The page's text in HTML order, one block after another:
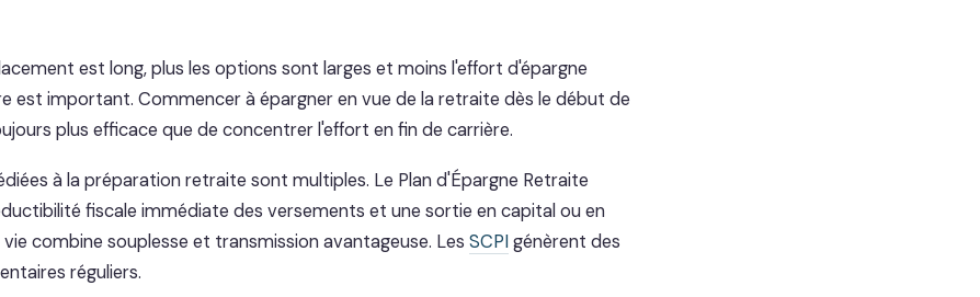
est long, plus les options sont larges et moins l'effort d'épargne
est important. Commencer à épargner en vue de la retraite dès le début de
plus efficace que de concentrer l'effort en fin de carrière.
à la préparation retraite sont multiples. Le Plan d'Épargne Retraite
fiscale immédiate des versements et une sortie en capital ou en
combine souplesse et transmission avantageuse. Les SCPIgénèrent des
réguliers.